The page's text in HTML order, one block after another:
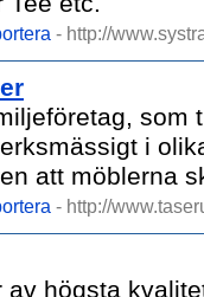
- http://
som
i
att möblerna
- http://
av högsta